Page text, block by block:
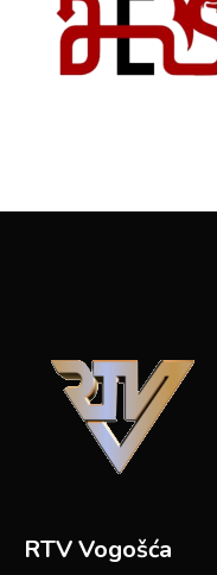
RTV Vogošća